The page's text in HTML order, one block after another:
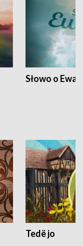
Słowo o
Tedë jo